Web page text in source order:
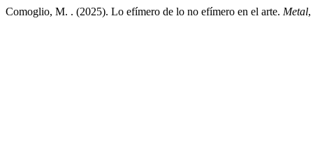
Comoglio, M. . (2025). Lo efímero de lo no efímero en el arte. Metal